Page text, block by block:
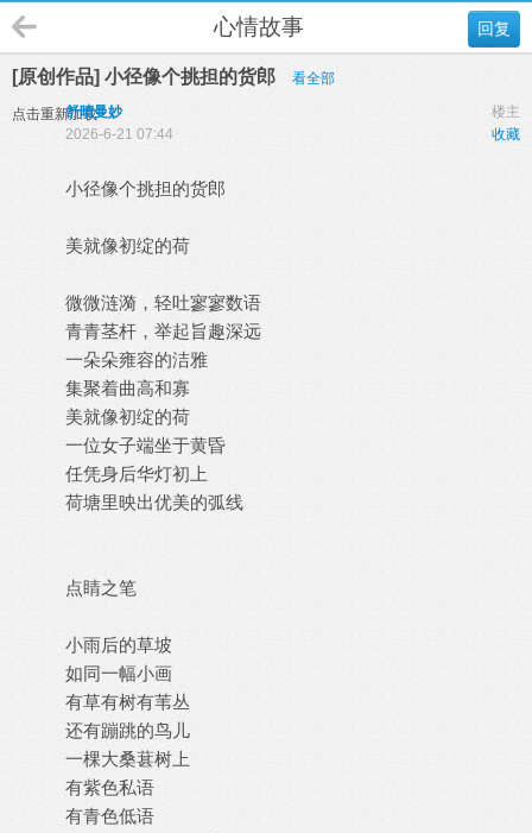
回复
心情故事
[原创作品] 小径像个挑担的货郎 看全部
点击重新加载 楼主
舒晴曼妙
收藏
2026-6-21 07:44
小径像个挑担的货郎
美就像初绽的荷
微微涟漪，轻吐寥寥数语
青青茎杆，举起旨趣深远
一朵朵雍容的洁雅
集聚着曲高和寡
美就像初绽的荷
一位女子端坐于黄昏
任凭身后华灯初上
荷塘里映出优美的弧线
点睛之笔
小雨后的草坡
如同一幅小画
有草有树有苇丛
还有蹦跳的鸟儿
一棵大桑葚树上
有紫色私语
有青色低语